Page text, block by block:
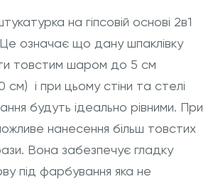
на гіпсовій основі 2в1
означає що дану шпаклівку
товстим шаром до 5 см
см) і при цьому стіни та стелі
будуть ідеально рівними. При
нанесення більш товстих
Вона забезпечує гладку
під фарбування яка не